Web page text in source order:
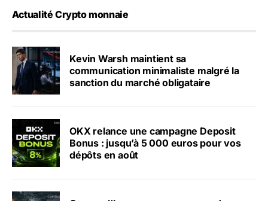
Actualité Crypto monnaie
Kevin Warsh maintient sa
communication minimaliste malgré la
sanction du marché obligataire
OKX relance une campagne Deposit
Bonus : jusqu’à 5 000 euros pour vos
dépôts en août